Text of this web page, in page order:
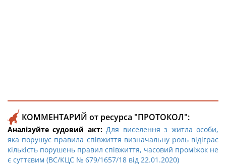
КОММЕНТАРИЙ от ресурса "ПРОТОКОЛ":
Аналізуйте судовий акт:Для виселення з житла особи,
яка порушує правила співжиття визначальну роль відіграє
кількість порушень правил співжиття, часовий проміжок не
є суттєвим (ВС/КЦС № 679/1657/18 від 22.01.2020)